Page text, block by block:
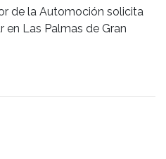
de la Automoción solicita
en Las Palmas de Gran